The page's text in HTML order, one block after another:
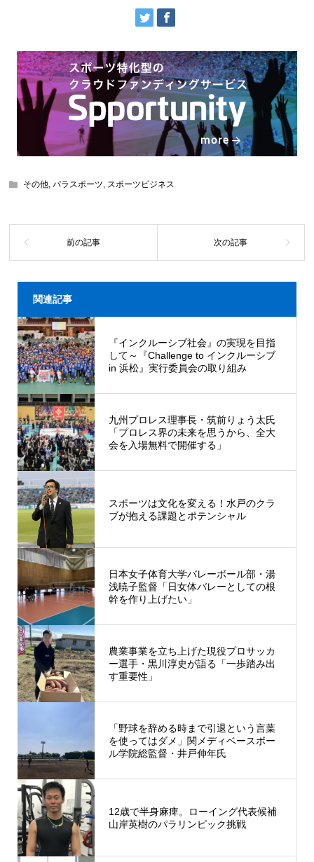
その他,パラスポーツ, スポーツビジネス
関連記事
『インクルーシブ社会』の実現を目指
して～『Challenge to インクルーシブ
in 浜松』実行委員会の取り組み
九州プロレス理事長・筑前りょう太氏
「プロレス界の未来を思うから、全大
会を入場無料で開催する」
スポーツは文化を変える！水戸のクラ
ブが抱える課題とポテンシャル
日本女子体育大学バレーボール部・湯
浅暁子監督「日女体バレーとしての根
幹を作り上げたい」
農業事業を立ち上げた現役プロサッカ
ー選手・黒川淳史が語る「一歩踏み出
す重要性」
「野球を辞める時まで引退という言葉
を使ってはダメ」関メディベースボー
ル学院総監督・井戸伸年氏
12歳で半身麻痺。ローイング代表候補
山岸英樹のパラリンピック挑戦